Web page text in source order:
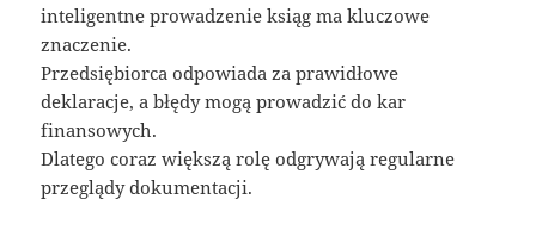
inteligentne prowadzenie ksiąg ma kluczowe
znaczenie.
Przedsiębiorca odpowiada za prawidłowe
deklaracje, a błędy mogą prowadzić do kar
finansowych.
Dlatego coraz większą rolę odgrywają regularne
przeglądy dokumentacji.